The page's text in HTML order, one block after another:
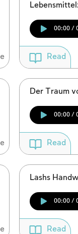
00:00 /
Read
Der Traum
00:00 /
Read
Lashs
00:00 /
Read